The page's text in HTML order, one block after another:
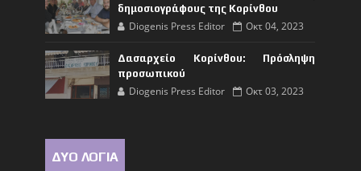
δημοσιογράφους της Κορίνθου
Diogenis Press Editor Οκτ 04, 2023
Δασαρχείο Κορίνθου: Πρόσληψη
προσωπικού
Diogenis Press Editor Οκτ 03, 2023
ΔΥΟ ΛΟΓΙΑ